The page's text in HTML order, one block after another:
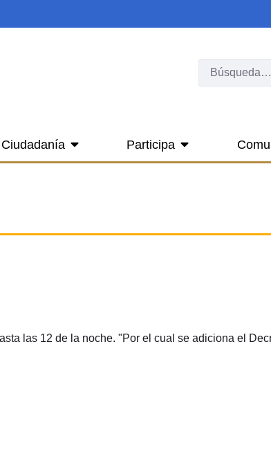
Participa
las 12 de la noche. "Por el cual se adiciona el